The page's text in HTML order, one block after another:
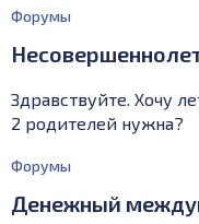
Форумы
Здравствуйте. Хочу
2 родителей нужна?
Форумы
Денежный